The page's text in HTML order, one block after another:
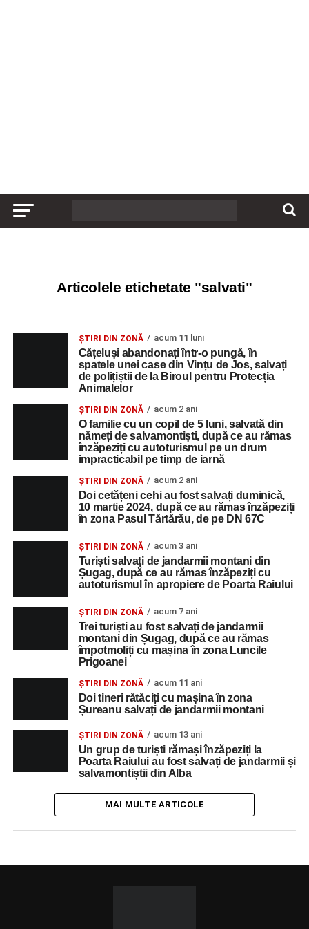
Articolele etichetate "salvati"
ȘTIRI DIN ZONĂ acum 11 luni
Cățeluși abandonați într-o pungă, în
spatele unei case din Vințu de Jos, salvați
de polițiștii de la Biroul pentru Protecția
Animalelor
ȘTIRI DIN ZONĂ acum 2 ani
O familie cu un copil de 5 luni, salvată din
nămeți de salvamontiști, după ce au rămas
înzăpeziți cu autoturismul pe un drum
impracticabil pe timp de iarnă
ȘTIRI DIN ZONĂ acum 2 ani
Doi cetățeni cehi au fost salvați duminică,
10 martie 2024, după ce au rămas înzăpeziți
în zona Pasul Tărtărău, de pe DN 67C
ȘTIRI DIN ZONĂ acum 3 ani
Turiști salvați de jandarmii montani din
Șugag, după ce au rămas înzăpeziți cu
autoturismul în apropiere de Poarta Raiului
ȘTIRI DIN ZONĂ acum 7 ani
Trei turiști au fost salvați de jandarmii
montani din Șugag, după ce au rămas
împotmoliți cu mașina în zona Luncile
Prigoanei
ȘTIRI DIN ZONĂ acum 11 ani
Doi tineri rătăciți cu mașina în zona
Șureanu salvați de jandarmii montani
ȘTIRI DIN ZONĂ acum 13 ani
Un grup de turiști rămași înzăpeziți la
Poarta Raiului au fost salvați de jandarmii și
salvamontiștii din Alba
MAI MULTE ARTICOLE